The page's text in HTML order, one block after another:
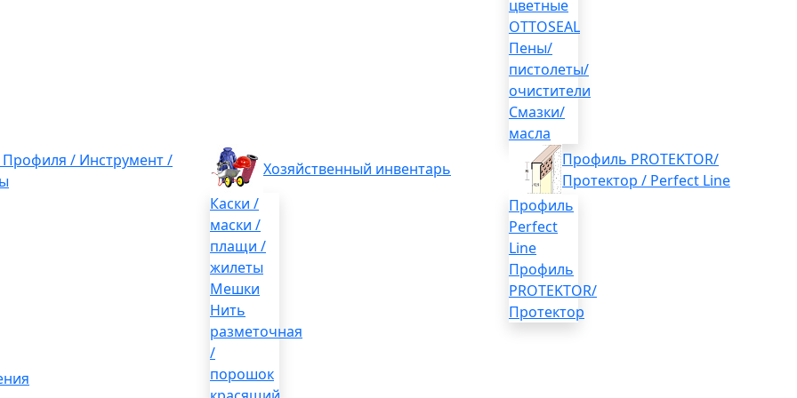
цветные
OTTOSEAL
Пены/
пистолеты/
очистители
Смазки/
масла
Профиля / Инструмент /
Хозяйственный инвентарь
Каски /
маски /
плащи /
жилеты
Мешки
Нить
разметочная
/
порошок
Профиль PROTEKTOR/
Протектор / Perfect Line
Профиль
Perfect
Line
Профиль
PROTEKTOR/
Протектор